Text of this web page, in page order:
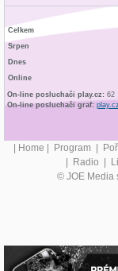
Celkem
Srpen
Dnes
Online
On-line posluchači play.cz: 62
On-line posluchači graf: play.cz
| Home | Program |
| Radio |
© JOE Media